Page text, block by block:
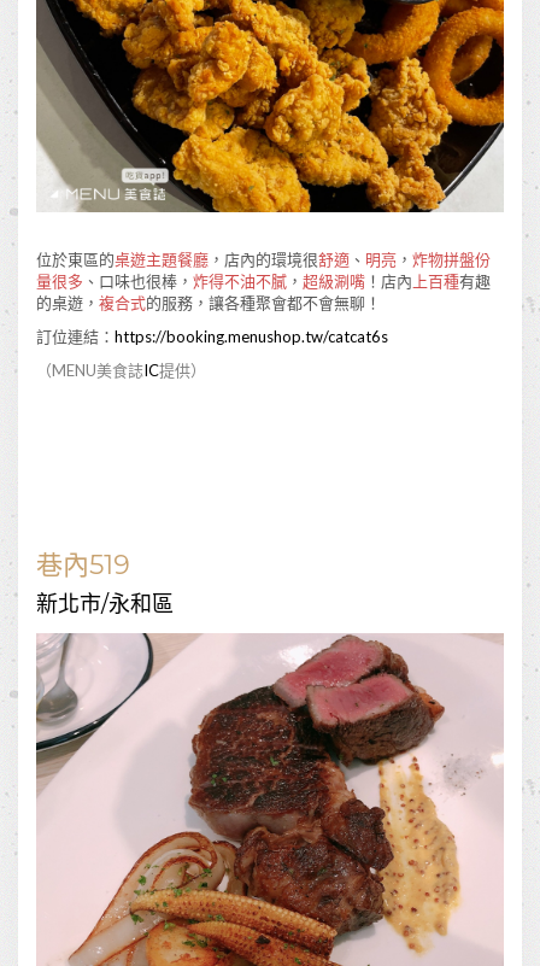
位於東區的桌遊主題餐廳 ，店內的環境很舒適 、 明亮 ， 炸物拼盤份
量很多 、口味也很棒， 炸得不油不膩 ， 超級涮嘴 ！店內 上百種有趣
的桌遊， 複合式的服務，讓各種聚會都不會無聊！
訂位連結： https://booking.menushop.tw/catcat6s
（MENU美食誌IC提供）
巷內519
新北市/永和區